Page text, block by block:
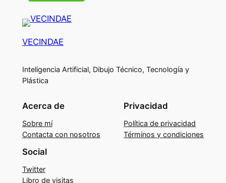
VECINDAE
Inteligencia Artificial, Dibujo Técnico, Tecnología y
Plástica
Acerca de
Sobre mí
Contacta con nosotros
Privacidad
Política de privacidad
Términos y condiciones
Social
Twitter
Libro de visitas